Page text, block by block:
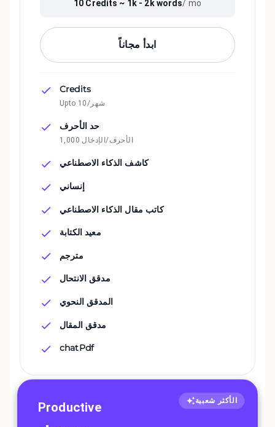
10 Credits ~ 1k - 2kwords/ mo
ابدأ مجاناً
Credits
Upto 10/شهر
حد الأحرف
1,000 الأحرف/الإدخال
كاشف الذكاء الاصطناعي
إنساني
كاتب مقال الذكاء الاصطناعي
معيد الكتابة
مترجم
مدقق الانتحال
المدقق النحوي
مدقق المقال
chatPdf
الأكثر شعبية Productive